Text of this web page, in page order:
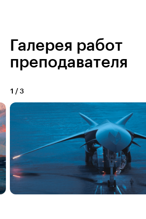
Галерея работ
преподавателя
1 / 3